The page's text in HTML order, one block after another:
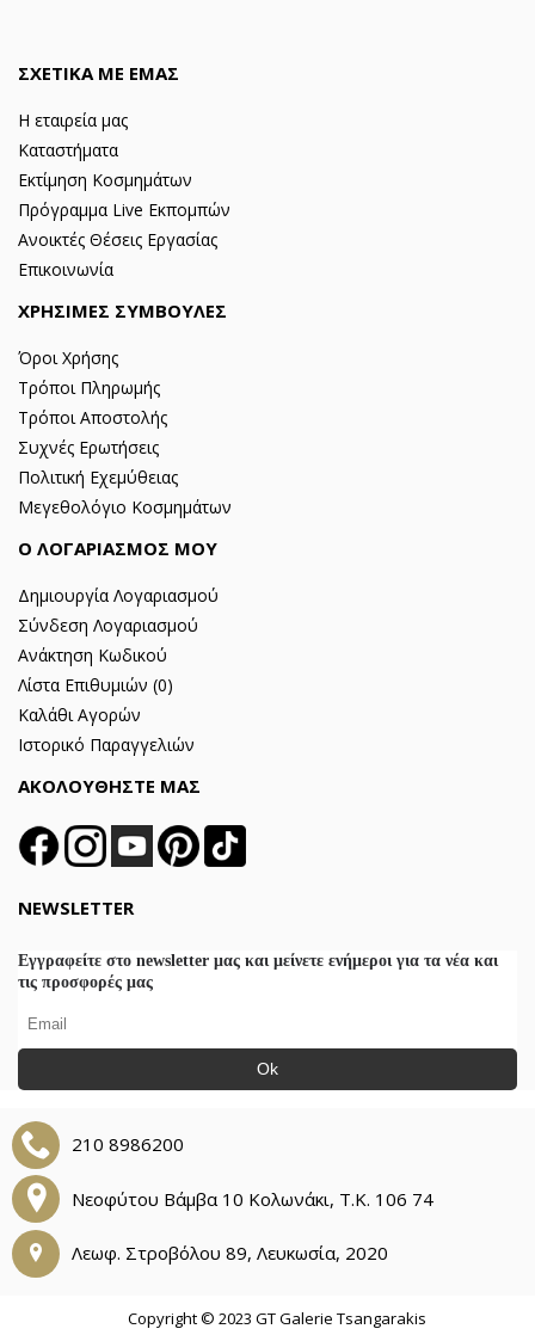
ΣΧΕΤΙΚΑ ΜΕ ΕΜΑΣ
Η εταιρεία μας
Καταστήματα
Εκτίμηση Κοσμημάτων
Πρόγραμμα Live Εκπομπών
Ανοικτές Θέσεις Εργασίας
Επικοινωνία
ΧΡΗΣΙΜΕΣ ΣΥΜΒΟΥΛΕΣ
Όροι Χρήσης
Τρόποι Πληρωμής
Τρόποι Αποστολής
Συχνές Ερωτήσεις
Πολιτική Εχεμύθειας
Μεγεθολόγιο Κοσμημάτων
Ο ΛΟΓΑΡΙΑΣΜΟΣ ΜΟΥ
Δημιουργία Λογαριασμού
Σύνδεση Λογαριασμού
Ανάκτηση Κωδικού
Λίστα Επιθυμιών (0)
Καλάθι Αγορών
Ιστορικό Παραγγελιών
ΑΚΟΛΟΥΘΗΣΤΕ ΜΑΣ
NEWSLETTER
Εγγραφείτε στο newsletter μας και μείνετε ενήμεροι για τα νέα και
τις προσφορές μας
Ok
210 8986200
Νεοφύτου Βάμβα 10 Κολωνάκι, Τ.Κ. 106 74
Λεωφ. Στροβόλου 89, Λευκωσία, 2020
Copyright © 2023 GT Galerie Tsangarakis